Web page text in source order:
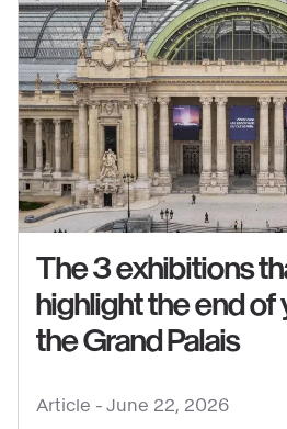
See
content
The
Article - June 22, 2026
The 3 exhibitions
highlight the end of
the Grand Palais